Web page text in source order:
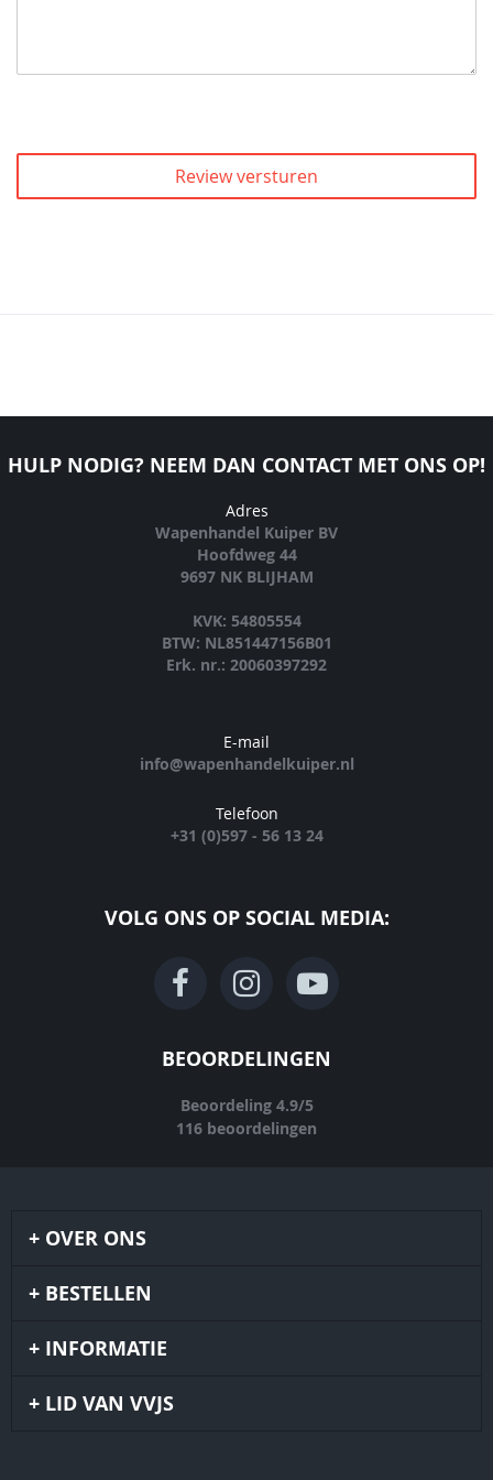
Review versturen
HULP NODIG? NEEM DAN CONTACT MET ONS OP!
Adres
Wapenhandel Kuiper BV
Hoofdweg 44
9697 NK BLIJHAM
KVK: 54805554
BTW: NL851447156B01
Erk. nr.: 20060397292
E-mail
info@wapenhandelkuiper.nl
Telefoon
+31 (0)597 - 56 13 24
VOLG ONS OP SOCIAL MEDIA:
BEOORDELINGEN
Beoordeling 4.9/5
116 beoordelingen
OVER ONS
BESTELLEN
INFORMATIE
LID VAN VVJS